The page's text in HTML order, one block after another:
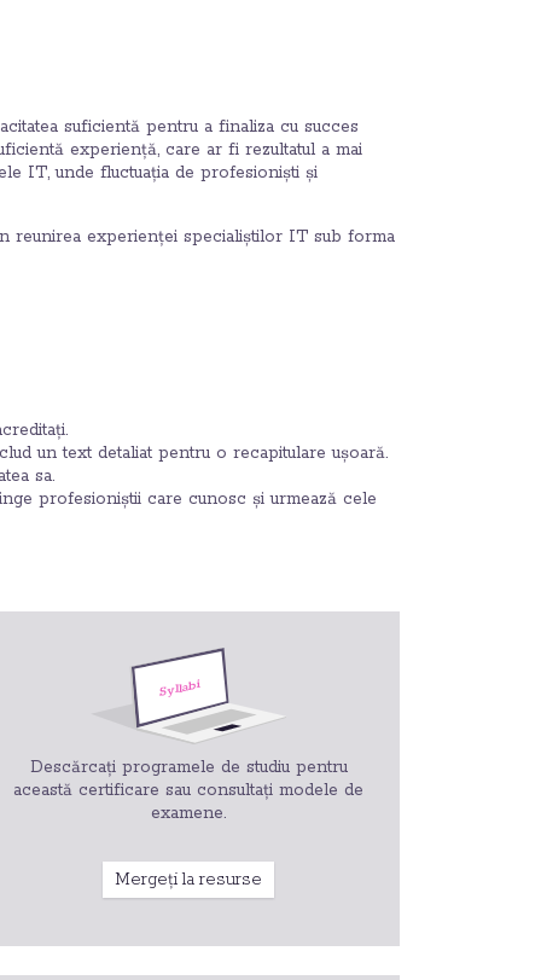
suficientă pentru a finaliza cu succes
experiență, care ar fi rezultatul a mai
IT, unde fluctuația de profesioniști și
reunirea experienței specialiștilor IT sub forma
un text detaliat pentru o recapitulare ușoară.
sa.
profesioniștii care cunosc și urmează cele
Descărcați programele de studiu pentru
această certificare sau consultați modele de
examene.
Mergeți la resurse